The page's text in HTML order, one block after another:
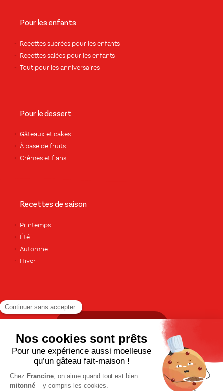
Pour les enfants
Recettes sucrées pour les enfants
Recettes salées pour les enfants
Tout pour les anniversaires
Pour le dessert
Gâteaux et cakes
À base de fruits
Crèmes et flans
Recettes de saison
Printemps
Été
Automne
Hiver
Pour votre santé, pratiquez une activité physique régulière. Plus
d’infos surwww.mangerbouger.fr